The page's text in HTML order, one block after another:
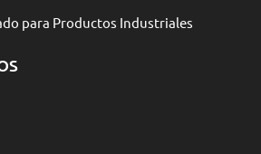
para Productos Industriales